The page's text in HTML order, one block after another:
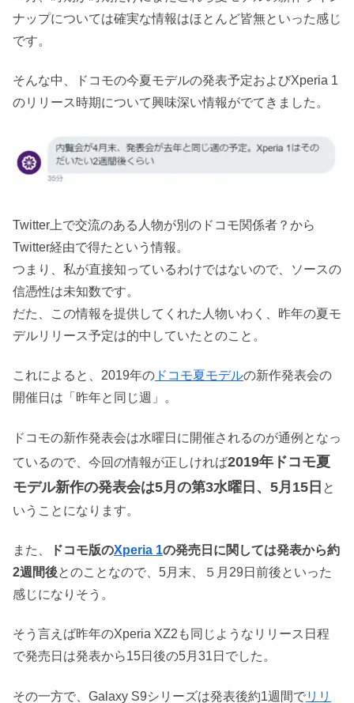
ナップについては確実な情報はほとんど皆無といった感じ
です。
そんな中、ドコモの今夏モデルの発表予定およびXperia 1
のリリース時期について興味深い情報がでてきました。
Twitter上で交流のある人物が別のドコモ関係者？から
Twitter経由で得たという情報。
つまり、私が直接知っているわけではないので、ソースの
信憑性は未知数です。
だた、この情報を提供してくれた人物いわく、昨年の夏モ
デルリリース予定は的中していたとのこと。
これによると、2019年の ドコモ夏モデルの新作発表会の
開催日は「昨年と同じ週」。
ドコモの新作発表会は水曜日に開催されるのが通例となっ
ているので、今回の情報が正しければ2019年ドコモ夏
モデル新作の発表会は5月の第3水曜日、5月15日 と
いうことになります。
また、 ドコモ版のXperia 1の発売日に関しては発表から約
2週間後とのことなので、5月末、５月29日前後といった
感じになりそう。
そう言えば昨年のXperia XZ2も同じようなリリース日程
で発売日は発表から15日後の5月31日でした。
その一方で、Galaxy S9シリーズは発表後約1週間でリリ